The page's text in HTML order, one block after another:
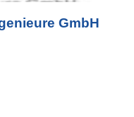
GmbH